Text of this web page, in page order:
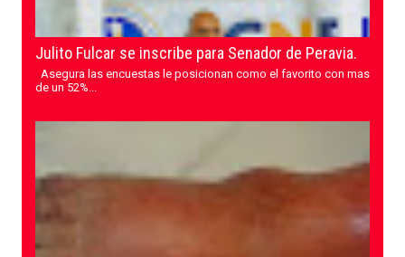
Julito Fulcar se inscribe para Senador de Peravia.
Asegura las encuestas le posicionan como el favorito con mas
de un 52%...